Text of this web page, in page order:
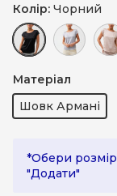
Колір: Чорний
Матеріал
Шовк Армані
*Обери
"Додати"